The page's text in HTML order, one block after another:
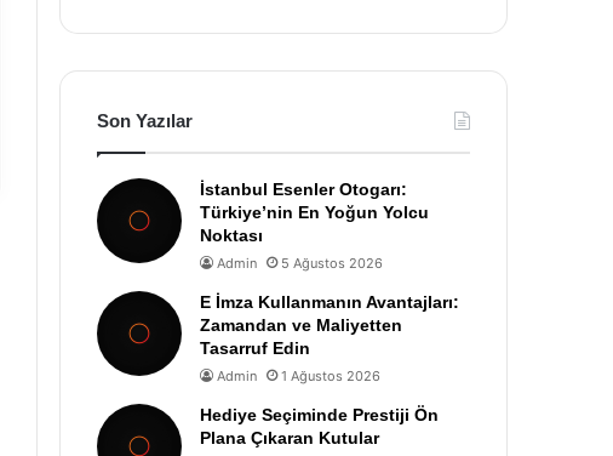
Son Yazılar
İstanbul Esenler Otogarı:
Türkiye’nin En Yoğun Yolcu
Noktası
Admin 5 Ağustos 2026
E İmza Kullanmanın Avantajları:
Zamandan ve Maliyetten
Tasarruf Edin
Admin 1 Ağustos 2026
Hediye Seçiminde Prestiji Ön
Plana Çıkaran Kutular